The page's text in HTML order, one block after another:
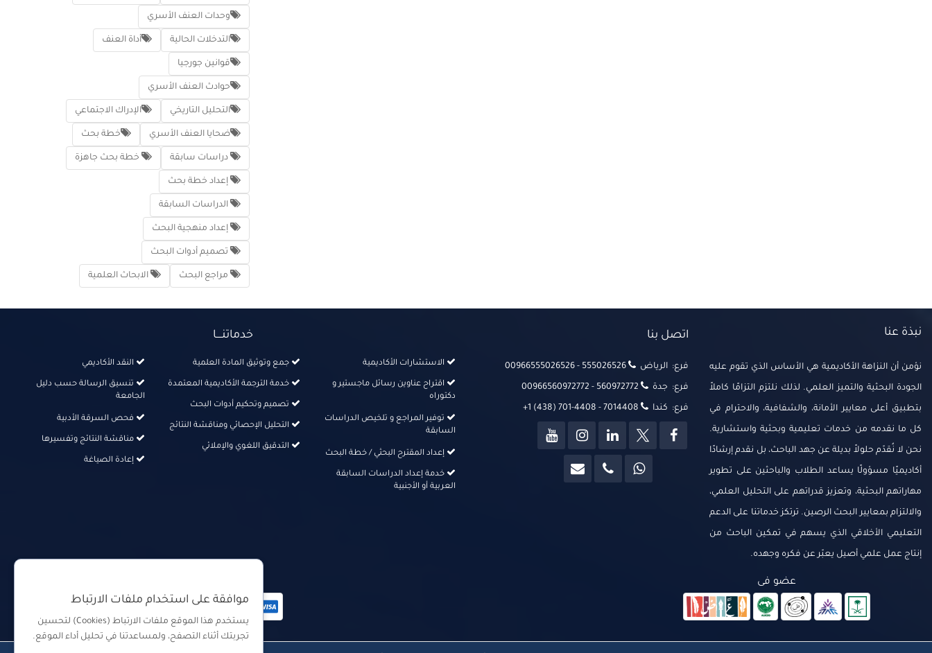
وحدات العنف الأسري
التدخلات الحالية أداة العنف
قوانين جورجيا
حوادث العنف الأسري
التحليل التاريخي الإدراك الاجتماعي
ضحايا العنف الأسري خطة بحث
دراسات سابقة خطة بحث جاهزة
إعداد خطة بحث
الدراسات السابقة
إعداد منهجية البحث
تصميم أدوات البحث
مراجع البحث الابحاث العلمية
نبذة عنا
نؤمن أن النزاهة الأكاديمية هي الأساس الذي تقوم عليه
الجودة البحثية والتميز العلمي. لذلك نلتزم التزامًا كاملاً
بتطبيق أعلى معايير الأمانة، والشفافية، والاحترام في
كل ما نقدمه من خدمات تعليمية وبحثية واستشارية.
نحن لا نُقدّم حلولاً بديلة عن جهد الباحث، بل نقدم إرشادًا
أكاديميًا مسؤولًا يساعد الطلاب والباحثين على تطوير
مهاراتهم البحثية، وتعزيز قدراتهم على التحليل العلمي،
والالتزام بمعايير البحث الرصين. ترتكز خدماتنا على الدعم
التعليمي الأخلاقي الذي يسهم في تمكين الباحث من
إنتاج عمل علمي أصيل يعبّر عن فكره وجهده.
اتصل بنا
فرع: الرياض 00966555026526‬‬ - 555026526‬‬
فرع: جدة 00966560972772 - 560972772
فرع: كندا +1 (438) 701-4408 - 7014408
خدماتنــــا
الاستشارات الأكاديمية
اقتراح عناوين رسائل ماجستير و
دكتوراه
توفير المراجع و تلخيص الدراسات
السابقة
إعداد المقترح البحثي / خطة البحث
خدمة إعداد الدراسات السابقة
العربية أو الأجنبية
جمع وتوثيق المادة العلمية
خدمة الترجمة الأكاديمية المعتمدة
تصميم وتحكيم أدوات البحث
التحليل الإحصائي ومناقشة النتائج
التدقيق اللغوي والإملائي
النقد الأكاديمي
تنسيق الرسالة حسب دليل
الجامعة
فحص السرقة الأدبية
مناقشة النتائج وتفسيرها
إعادة الصياغة
عضو فى
موافقة على استخدام ملفات الارتباط
يستخدم هذا الموقع ملفات الارتباط (Cookies) لتحسين
تجربتك أثناء التصفح، ولمساعدتنا في تحليل أداء الموقع.